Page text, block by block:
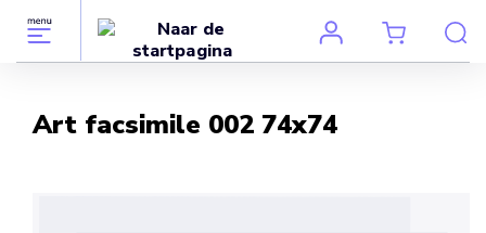
Art facsimile 002 74x74